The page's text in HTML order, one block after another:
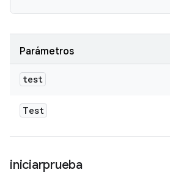
Parámetros
test
Test
iniciarprueba